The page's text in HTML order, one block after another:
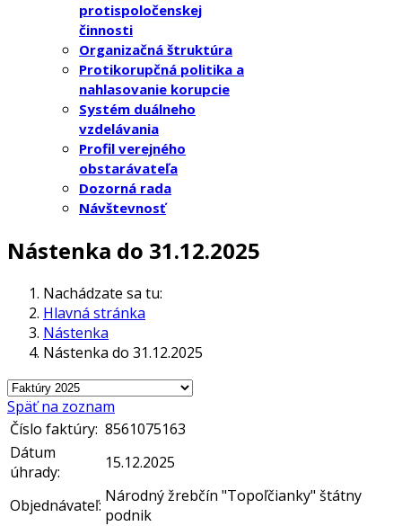
protispoločenskej
činnosti
Organizačná štruktúra
Protikorupčná politika a
nahlasovanie korupcie
Systém duálneho
vzdelávania
Profil verejného
obstarávateľa
Dozorná rada
Návštevnosť
Nástenka do 31.12.2025
Nachádzate sa tu:
Hlavná stránka
Nástenka
Nástenka do 31.12.2025
Späť na zoznam
Číslo faktúry: 8561075163
Dátum
úhrady:
15.12.2025
Objednávateľ: Národný žrebčín "Topoľčianky" štátny
podnik